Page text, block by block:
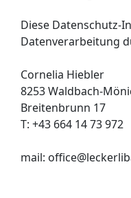
Diese Datenschutz-
Datenverarbeitung
Cornelia Hiebler
8253 Waldbach-
Breitenbrunn 17
T: +43 664 14 73 972
mail: